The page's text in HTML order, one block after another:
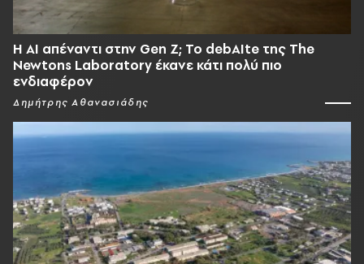
Η AI απέναντι στην Gen Z; Το debAIte της The
Newtons Laboratory έκανε κάτι πολύ πιο
ενδιαφέρον
Δημήτρης Αθανασιάδης